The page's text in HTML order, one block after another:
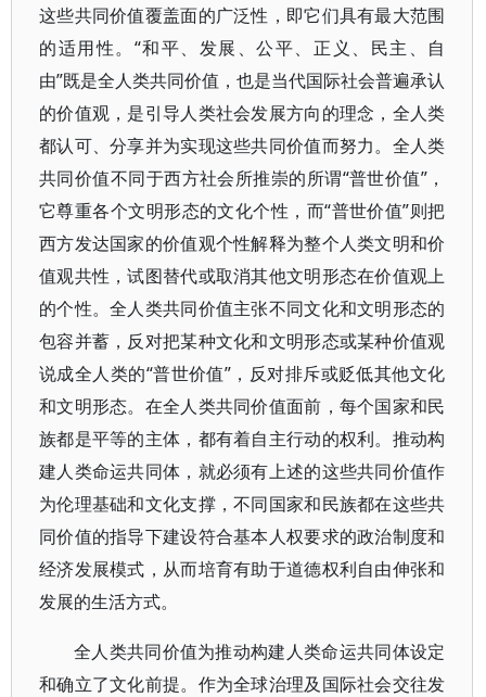
这些共同价值覆盖面的广泛性，即它们具有最大范围
的适用性。“和平、发展、公平、正义、民主、自
由”既是全人类共同价值，也是当代国际社会普遍承认
的价值观，是引导人类社会发展方向的理念，全人类
都认可、分享并为实现这些共同价值而努力。全人类
共同价值不同于西方社会所推崇的所谓“普世价值”，
它尊重各个文明形态的文化个性，而“普世价值”则把
西方发达国家的价值观个性解释为整个人类文明和价
值观共性，试图替代或取消其他文明形态在价值观上
的个性。全人类共同价值主张不同文化和文明形态的
包容并蓄，反对把某种文化和文明形态或某种价值观
说成全人类的“普世价值”，反对排斥或贬低其他文化
和文明形态。在全人类共同价值面前，每个国家和民
族都是平等的主体，都有着自主行动的权利。推动构
建人类命运共同体，就必须有上述的这些共同价值作
为伦理基础和文化支撑，不同国家和民族都在这些共
同价值的指导下建设符合基本人权要求的政治制度和
经济发展模式，从而培育有助于道德权利自由伸张和
发展的生活方式。
全人类共同价值为推动构建人类命运共同体设定
和确立了文化前提。作为全球治理及国际社会交往发